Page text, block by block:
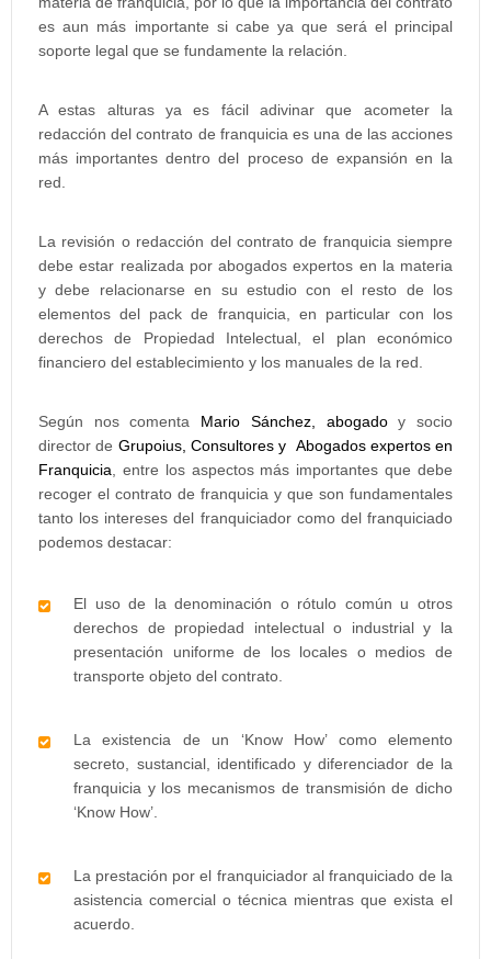
es aun más importante si cabe ya que será el principal
soporte legal que se fundamente la relación.
A estas alturas ya es fácil adivinar que acometer la
redacción del contrato de franquicia es una de las acciones
más importantes dentro del proceso de expansión en la
red.
La revisión o redacción del contrato de franquicia siempre
debe estar realizada por abogados expertos en la materia
y debe relacionarse en su estudio con el resto de los
elementos del pack de franquicia, en particular con los
derechos de Propiedad Intelectual, el plan económico
financiero del establecimiento y los manuales de la red.
Según nos comenta Mario Sánchez, abogadoy socio
director de Grupoius, Consultores y Abogados expertos en
Franquicia , entre los aspectos más importantes que debe
recoger el contrato de franquicia y que son fundamentales
tanto los intereses del franquiciador como del franquiciado
podemos destacar:
El uso de la denominación o rótulo común u otros
derechos de propiedad intelectual o industrial y la
presentación uniforme de los locales o medios de
transporte objeto del contrato.
La existencia de un ‘Know How’ como elemento
secreto, sustancial, identificado y diferenciador de la
franquicia y los mecanismos de transmisión de dicho
‘Know How’.
La prestación por el franquiciador al franquiciado de la
asistencia comercial o técnica mientras que exista el
acuerdo.